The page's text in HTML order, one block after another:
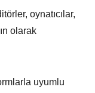
oynatıcılar,
olarak
uyumlu